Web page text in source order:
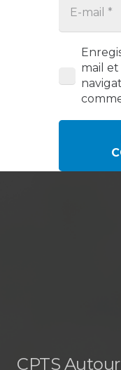
mail et
CPTS